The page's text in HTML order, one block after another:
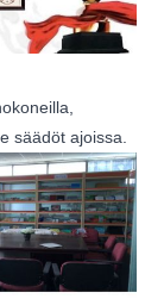
säädöt ajoissa.